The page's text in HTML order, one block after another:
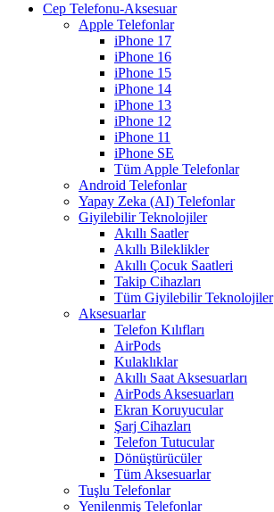
Cep Telefonu-Aksesuar
Apple Telefonlar
iPhone 17
iPhone 16
iPhone 15
iPhone 14
iPhone 13
iPhone 12
iPhone 11
iPhone SE
Tüm Apple Telefonlar
Android Telefonlar
Yapay Zeka (AI) Telefonlar
Giyilebilir Teknolojiler
Akıllı Saatler
Akıllı Bileklikler
Akıllı Çocuk Saatleri
Takip Cihazları
Tüm Giyilebilir Teknolojiler
Aksesuarlar
Telefon Kılıfları
AirPods
Kulaklıklar
Akıllı Saat Aksesuarları
AirPods Aksesuarları
Ekran Koruyucular
Şarj Cihazları
Telefon Tutucular
Dönüştürücüler
Tüm Aksesuarlar
Tuşlu Telefonlar
Yenilenmiş Telefonlar